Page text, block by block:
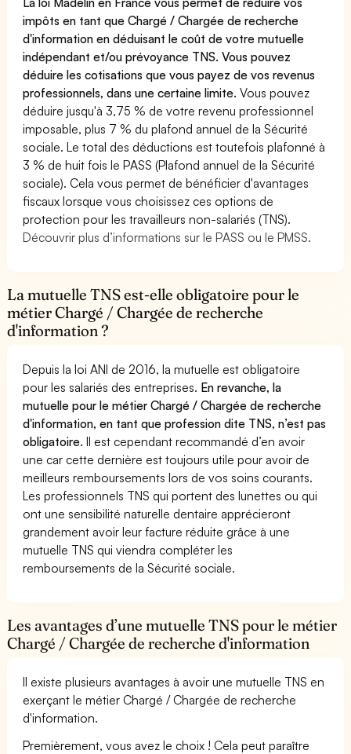
impôts en tant que Chargé / Chargée de recherche
d'information en déduisant le coût de votre mutuelle
indépendant et/ou prévoyance TNS. Vous pouvez
déduire les cotisations que vous payez de vos revenus
professionnels, dans une certaine limite.Vous pouvez
déduire jusqu'à 3,75 % de votre revenu professionnel
imposable, plus 7 % du plafond annuel de la Sécurité
sociale. Le total des déductions est toutefois plafonné à
3 % de huit fois le PASS (Plafond annuel de la Sécurité
sociale). Cela vous permet de bénéficier d'avantages
fiscaux lorsque vous choisissez ces options de
protection pour les travailleurs non-salariés (TNS).
Découvrir plus d’informations sur le PASS ou le PMSS.
La mutuelle TNS est-elle obligatoire pour le
métier Chargé / Chargée de recherche
d'information ?
Depuis la loi ANI de 2016, la mutuelle est obligatoire
pour les salariés des entreprises. En revanche, la
mutuelle pour le métier Chargé / Chargée de recherche
d'information, en tant que profession dite TNS, n’est pas
obligatoire.Il est cependant recommandé d’en avoir
une car cette dernière est toujours utile pour avoir de
meilleurs remboursements lors de vos soins courants.
Les professionnels TNS qui portent des lunettes ou qui
ont une sensibilité naturelle dentaire apprécieront
grandement avoir leur facture réduite grâce à une
mutuelle TNS qui viendra compléter les
remboursements de la Sécurité sociale.
Les avantages d’une mutuelle TNS pour le métier
Chargé / Chargée de recherche d'information
Il existe plusieurs avantages à avoir une mutuelle TNS en
exerçant le métier Chargé / Chargée de recherche
d'information.
Premièrement, vous avez le choix ! Cela peut paraître